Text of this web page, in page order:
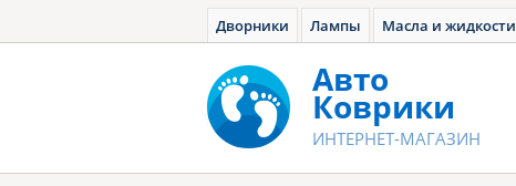
Дворники Лампы Масла и жидкости
Авто
Коврики
ИНТЕРНЕТ-МАГАЗИН